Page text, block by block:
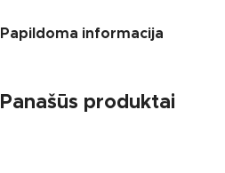
Papildoma informacija
Panašūs produktai